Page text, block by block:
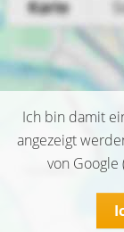
Ich bin damit
angezeigt
von Google